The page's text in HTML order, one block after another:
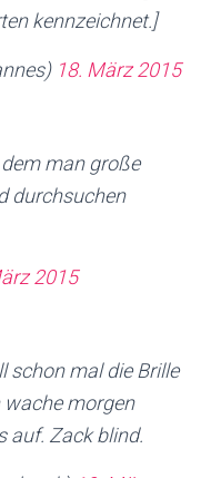
kennzeichnet.]
18. März 2015
man große
durchsuchen
2015
schon mal die Brille
wache morgen
auf. Zack blind.